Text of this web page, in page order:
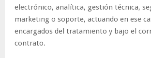
electrónico, analítica, gestión técnica,
marketing o soporte, actuando en ese
encargados del tratamiento y bajo el
contrato.